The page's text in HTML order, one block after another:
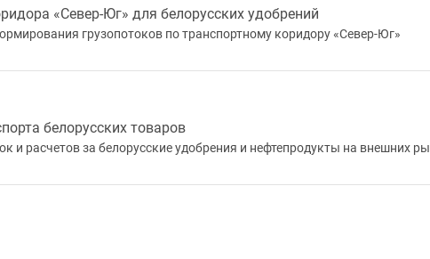
«Север-Юг» для белорусских удобрений
грузопотоков по транспортному коридору «Север-Юг»
белорусских товаров
и расчетов за белорусские удобрения и нефтепродукты на внешних